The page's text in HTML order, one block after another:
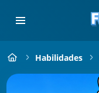
Habilidades